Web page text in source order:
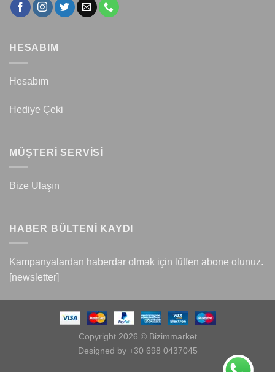
HESABIM
Hesabım
Hediye Çeki
MÜŞTERİ SERVİSİ
Bize Ulaşın
HABER BÜLTENİ KAYDI
Kampanyalardan haberdar olmak için lütfen abone olunuz.
[newsletter]
Copyright 2026 © Bizimmarket
Designed by +30 698 0437045